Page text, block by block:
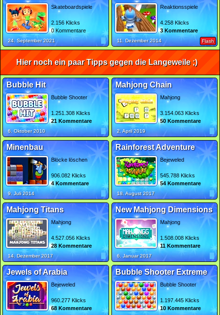
Skateboardspiele
2.156 Klicks
0 Kommentare
24. September 2021
Reaktionsspiele
4.258 Klicks
3 Kommentare
11. Dezember 2014 Flash
Hier noch ein paar Tipps gegen die Langeweile ;)
Bubble Hit
Bubble Shooter
1.251.308 Klicks
21 Kommentare
6. Oktober 2010
Mahjong Chain
Mahjong
3.154.063 Klicks
50 Kommentare
2. April 2019
Minenbau
Blöcke löschen
906.082 Klicks
4 Kommentare
9. Juli 2014
Rainforest Adventure
Bejeweled
545.788 Klicks
54 Kommentare
18. August 2017
Mahjong Titans
Mahjong
4.527.056 Klicks
28 Kommentare
14. Dezember 2017
New Mahjong Dimensions
Mahjong
1.508.008 Klicks
11 Kommentare
6. Januar 2017
Jewels of Arabia
Bejeweled
960.277 Klicks
68 Kommentare
Bubble Shooter Extreme
Bubble Shooter
1.197.445 Klicks
10 Kommentare